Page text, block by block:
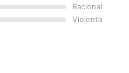
Racional
Violenta